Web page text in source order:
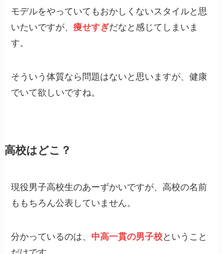
モデルをやっていてもおかしくないスタイルと思
いたいですが、痩せすぎだなと感じてしまいま
す。
そういう体質なら問題はないと思いますが、健康
でいて欲しいですね。
高校はどこ？
現役男子高校生のあーずかいですが、高校の名前
ももちろん公表していません。
分かっているのは、 中高一貫の男子校ということ